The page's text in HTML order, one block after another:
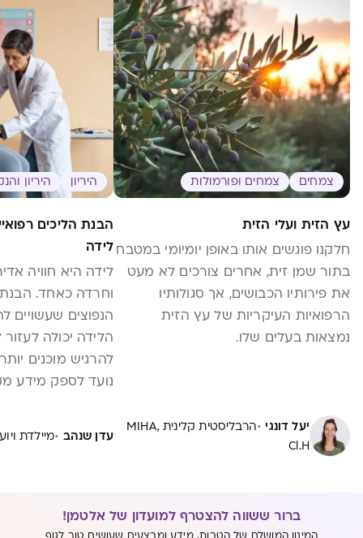
צמחים צמחים ופורמולות
עץ הזית ועלי הזית
חלקנו פוגשים אותו באופן יומיומי במטבח
בתור שמן זית, אחרים צורכים לא מעט
את פירותיו הכבושים, אך סגולותיו
הרפואיות העיקריות של עץ הזית
נמצאות בעלים שלו.
יעל דונגי ·
הרבליסטית קלינית MIHA,
Cl.H
היריון היריון
הבנת הליכים
לידה
לידה היא חוויה
וחרדה כאחד. הבנת
הנפוצים
הלידה יכולה
להרגיש מוכנים
נועד לספק מידע
היתרונות
החלטות מושכלות
עדן שנהב ·מיילדת
ברור ששווה להצטרף למועדון של אלטמן!